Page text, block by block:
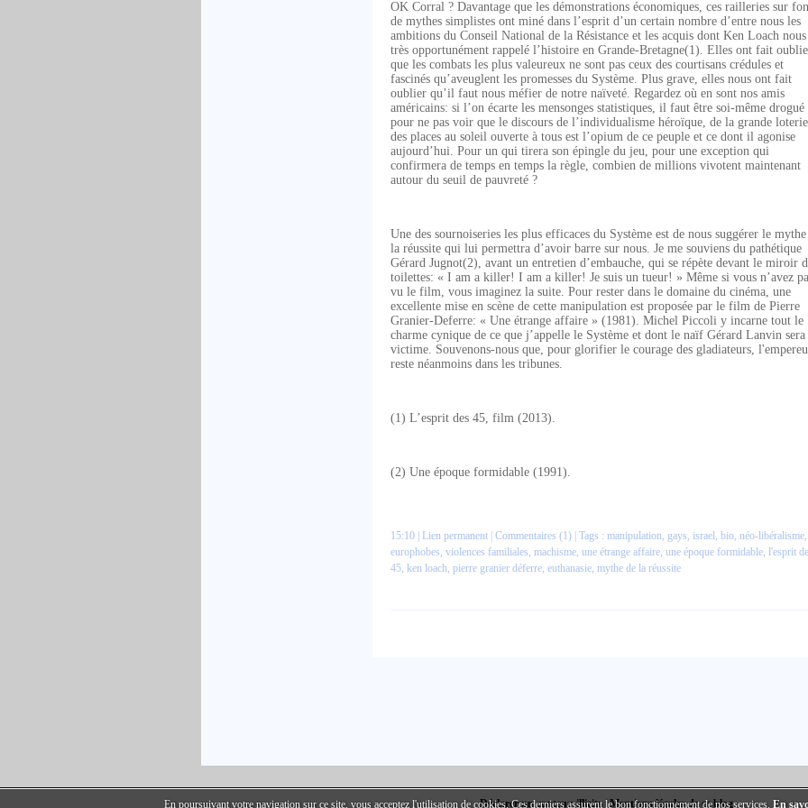
En poursuivant votre navigation sur ce site, vous acceptez l'utilisation de cookies. Ces derniers assurent le bon fonctionnement de nos services. En
OK Corral ? Davantage que les démonstrations économiques, ces railleries sur
de mythes simplistes ont miné dans l’esprit d’un certain nombre d’entre nous les
ambitions du Conseil National de la Résistance et les acquis dont Ken Loach nous
très opportunément rappelé l’histoire en Grande-Bretagne(1). Elles ont fait
que les combats les plus valeureux ne sont pas ceux des courtisans crédules et
fascinés qu’aveuglent les promesses du Système. Plus grave, elles nous ont fait
oublier qu’il faut nous méfier de notre naïveté. Regardez où en sont nos amis
américains: si l’on écarte les mensonges statistiques, il faut être soi-même drogué
pour ne pas voir que le discours de l’individualisme héroïque, de la grande loterie
des places au soleil ouverte à tous est l’opium de ce peuple et ce dont il agonise
aujourd’hui. Pour un qui tirera son épingle du jeu, pour une exception qui
confirmera de temps en temps la règle, combien de millions vivotent maintenant
autour du seuil de pauvreté ?
Une des sournoiseries les plus efficaces du Système est de nous suggérer le
la réussite qui lui permettra d’avoir barre sur nous. Je me souviens du pathétique
Gérard Jugnot(2), avant un entretien d’embauche, qui se répète devant le miroir
toilettes: « I am a killer! I am a killer! Je suis un tueur! » Même si vous n’avez
vu le film, vous imaginez la suite. Pour rester dans le domaine du cinéma, une
excellente mise en scène de cette manipulation est proposée par le film de Pierre
Granier-Deferre: « Une étrange affaire » (1981). Michel Piccoli y incarne tout le
charme cynique de ce que j’appelle le Système et dont le naïf Gérard Lanvin sera
victime. Souvenons-nous que, pour glorifier le courage des gladiateurs,
reste néanmoins dans les tribunes.
(1) L’esprit des 45, film (2013).
(2) Une époque formidable (1991).
15:10 | Lien permanent Commentaires (1) | Tags : manipulation, gays, israel, bio, néo-libéralisme,
europhobes, violences familiales, machisme, une étrange affaire, une époque formidable, l'esprit
45, ken loach, pierre granier déferre, euthanasie, mythe de la réussite
Déclarer un contenu illicite|Mentions légales de ce blog